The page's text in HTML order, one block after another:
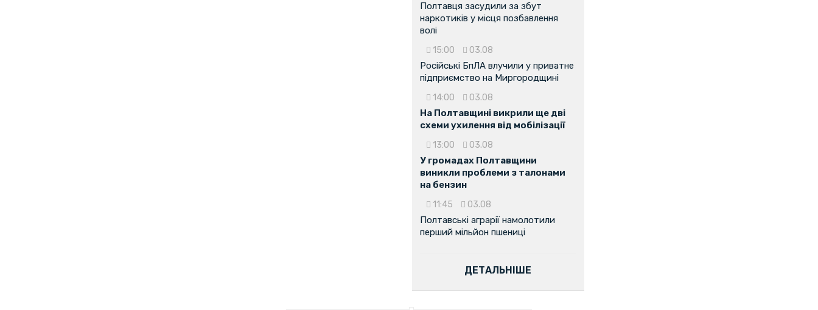
Полтавця засудили за збут
наркотиків у місця позбавлення
волі
15:00 03.08
Російські БпЛА влучили у приватне
підприємство на Миргородщині
14:00 03.08
На Полтавщині викрили ще дві
схеми ухилення від мобілізації
13:00 03.08
У громадах Полтавщини
виникли проблеми з талонами
на бензин
11:45 03.08
Полтавські аграрії намолотили
перший мільйон пшениці
ДЕТАЛЬНІШЕ